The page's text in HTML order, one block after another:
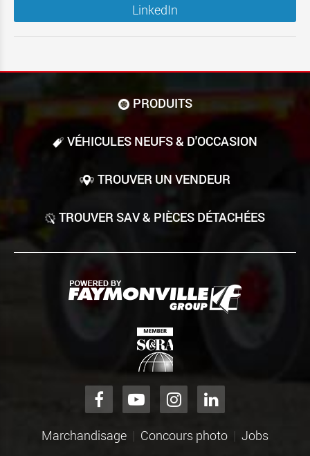
LinkedIn
PRODUITS
VÉHICULES NEUFS & D'OCCASION
TROUVER UN VENDEUR
TROUVER SAV & PIÈCES DÉTACHÉES
Marchandisage Concours photo Jobs